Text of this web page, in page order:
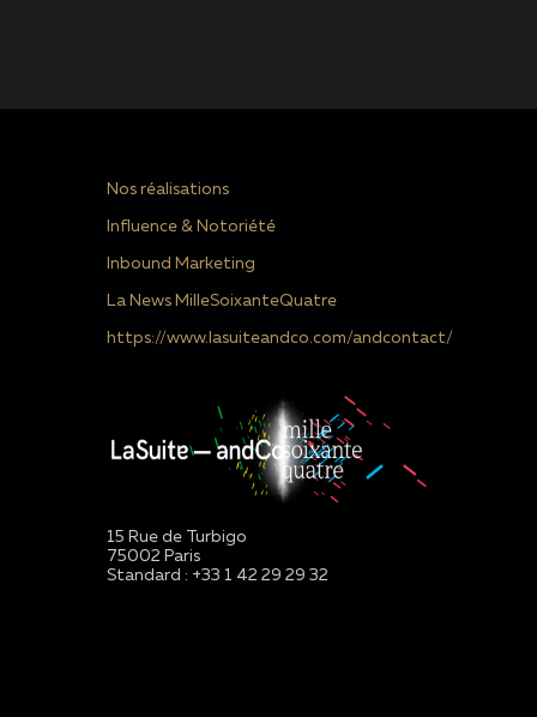
Nos réalisations
Influence & Notoriété
Inbound Marketing
La News MilleSoixanteQuatre
https://www.lasuiteandco.com/andcontact/
15 Rue de Turbigo
75002 Paris
Standard : +33 1 42 29 29 32